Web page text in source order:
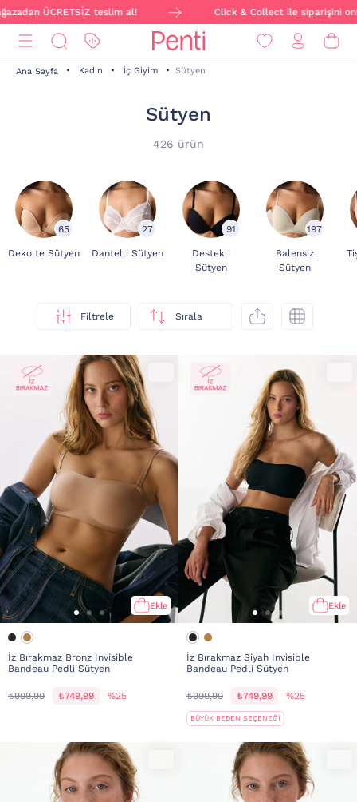
al! Click & Collect ile siparişini online ver, mağazadan
Ana Sayfa Kadın İç Giyim Sütyen
Sütyen
426 ürün
65
Dekolte Sütyen
27
Dantelli Sütyen
91
Destekli
Sütyen
197
Balensiz
Sütyen
Filtrele Sırala
Ekle
İz Bırakmaz Bronz Invisible
Bandeau Pedli Sütyen
₺999,99 ₺749,99 %25
Ekle
İz Bırakmaz Siyah Invisible
Bandeau Pedli Sütyen
₺999,99 ₺749,99 %25
BÜYÜK BEDEN SEÇENEĞİ